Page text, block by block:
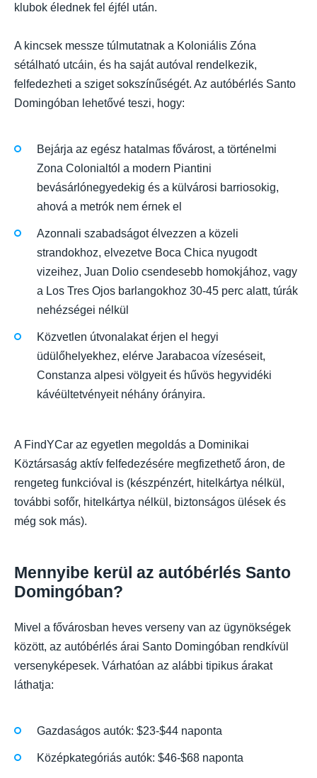
klubok élednek fel éjfél után.
A kincsek messze túlmutatnak a Koloniális Zóna
sétálható utcáin, és ha saját autóval rendelkezik,
felfedezheti a sziget sokszínűségét. Az autóbérlés Santo
Domingóban lehetővé teszi, hogy:
Bejárja az egész hatalmas fővárost, a történelmi
Zona Colonialtól a modern Piantini
bevásárlónegyedekig és a külvárosi barriosokig,
ahová a metrók nem érnek el
Azonnali szabadságot élvezzen a közeli
strandokhoz, elvezetve Boca Chica nyugodt
vizeihez, Juan Dolio csendesebb homokjához, vagy
a Los Tres Ojos barlangokhoz 30-45 perc alatt, túrák
nehézségei nélkül
Közvetlen útvonalakat érjen el hegyi
üdülőhelyekhez, elérve Jarabacoa vízeséseit,
Constanza alpesi völgyeit és hűvös hegyvidéki
kávéültetvényeit néhány órányira.
A FindYCar az egyetlen megoldás a Dominikai
Köztársaság aktív felfedezésére megfizethető áron, de
rengeteg funkcióval is (készpénzért, hitelkártya nélkül,
további sofőr, hitelkártya nélkül, biztonságos ülések és
még sok más).
Mennyibe kerül az autóbérlés Santo
Domingóban?
Mivel a fővárosban heves verseny van az ügynökségek
között, az autóbérlés árai Santo Domingóban rendkívül
versenyképesek. Várhatóan az alábbi tipikus árakat
láthatja:
Gazdaságos autók: $23-$44 naponta
Középkategóriás autók: $46-$68 naponta